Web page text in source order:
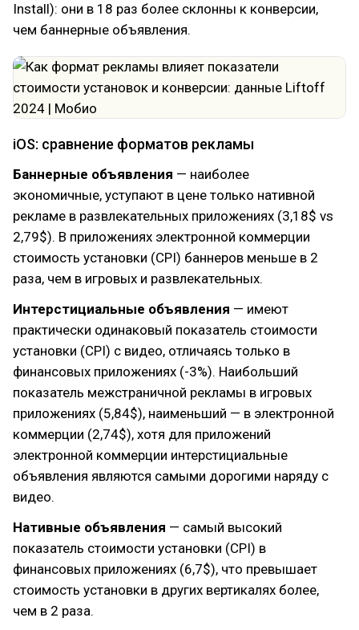
Install): они в 18 раз более склонны к конверсии,
чем баннерные объявления.
iOS: сравнение форматов рекламы
Баннерные объявления — наиболее
экономичные, уступают в цене только нативной
рекламе в развлекательных приложениях (3,18$ vs
2,79$). В приложениях электронной коммерции
стоимость установки (CPI) баннеров меньше в 2
раза, чем в игровых и развлекательных.
Интерстициальные объявления — имеют
практически одинаковый показатель стоимости
установки (CPI) с видео, отличаясь только в
финансовых приложениях (-3%). Наибольший
показатель межстраничной рекламы в игровых
приложениях (5,84$), наименьший — в электронной
коммерции (2,74$), хотя для приложений
электронной коммерции интерстициальные
объявления являются самыми дорогими наряду с
видео.
Нативные объявления — самый высокий
показатель стоимости установки (CPI) в
финансовых приложениях (6,7$), что превышает
стоимость установки в других вертикалях более,
чем в 2 раза.